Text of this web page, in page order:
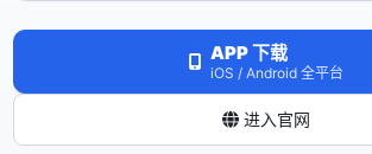
APP 下载
iOS / Android 全平台
进入官网